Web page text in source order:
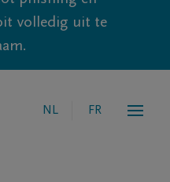
volledig uit te
NL FR